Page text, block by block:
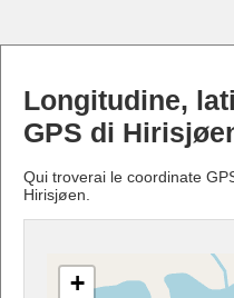
Longitudine,
GPS di
Qui troverai le coordinate
Hirisjøen.
+